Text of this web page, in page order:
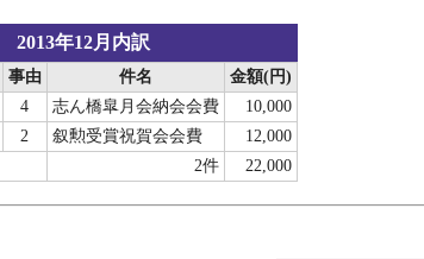
2013年12月内訳
事由 件名
金額(円)
4 志ん橋皐月会納会会費
10,000
2 叙勲受賞祝賀会会費
12,000
2件 22,000